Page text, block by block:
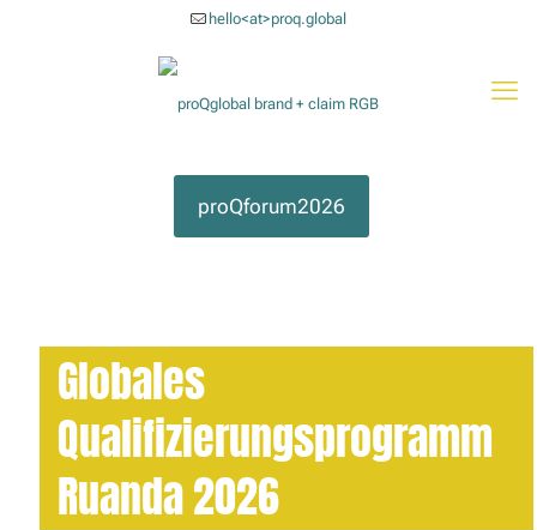
hello<at>proq.global
proQforum2026
Globales
Qualifizierungsprogramm
Ruanda 2026